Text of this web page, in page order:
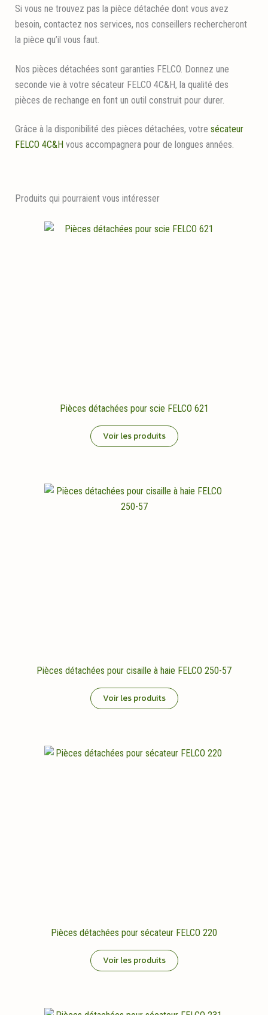
Si vous ne trouvez pas la pièce détachée dont vous avez
besoin, contactez nos services, nos conseillers rechercheront
la pièce qu’il vous faut.
Nos pièces détachées sont garanties FELCO. Donnez une
seconde vie à votre sécateur FELCO 4C&H, la qualité des
pièces de rechange en font un outil construit pour durer.
Grâce à la disponibilité des pièces détachées, votre sécateur
FELCO 4C&H vous accompagnera pour de longues années.
Produits qui pourraient vous intéresser
Pièces détachées pour scie FELCO 621
Voir les produits
Pièces détachées pour cisaille à haie FELCO 250-57
Voir les produits
Pièces détachées pour sécateur FELCO 220
Voir les produits